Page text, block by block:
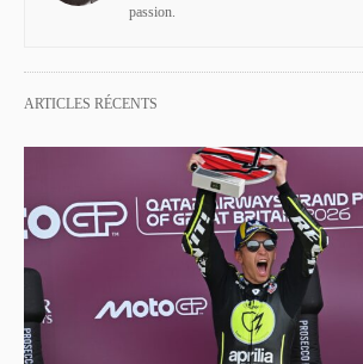
passion.
ARTICLES RÉCENTS